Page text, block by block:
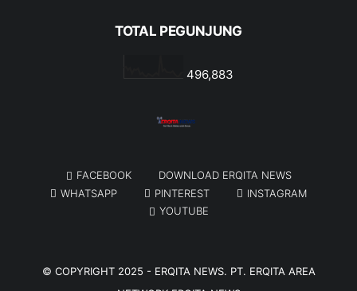
TOTAL PEGUNJUNG
496,883
FACEBOOK
DOWNLOAD ERQITA NEWS
WHATSAPP
PINTEREST
INSTAGRAM
YOUTUBE
© COPYRIGHT 2025 - ERQITA NEWS. PT. ERQITA AREA